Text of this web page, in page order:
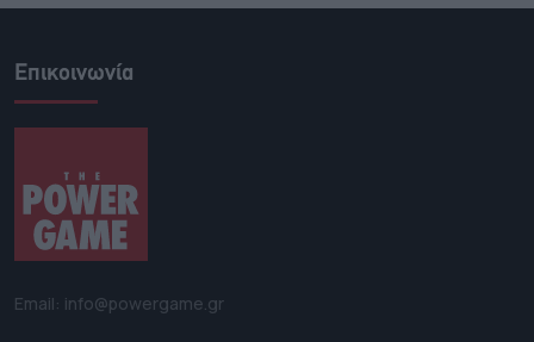
Επικοινωνία
Email: info@powergame.gr